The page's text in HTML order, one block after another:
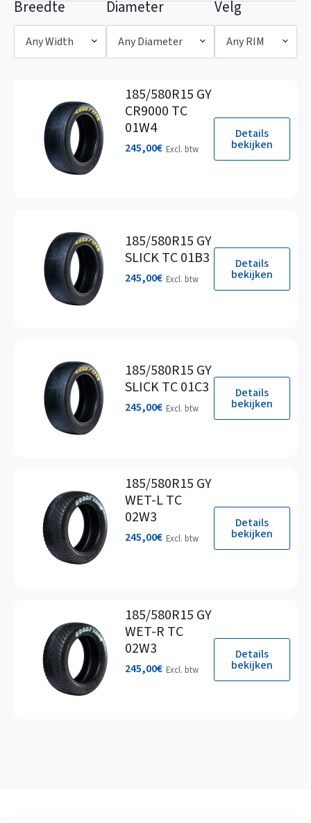
Breedte
Any Width
Diameter
Any Diameter
Velg
Any RIM
Details
bekijken
185/580R15 GY
CR9000 TC
01W4
245,00€ Excl. btw
Details
bekijken
185/580R15 GY
SLICK TC 01B3
245,00€ Excl. btw
Details
bekijken
185/580R15 GY
SLICK TC 01C3
245,00€ Excl. btw
Details
bekijken
185/580R15 GY
WET-L TC
02W3
245,00€ Excl. btw
Details
bekijken
185/580R15 GY
WET-R TC
02W3
245,00€ Excl. btw